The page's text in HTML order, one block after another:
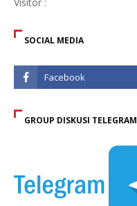
SOCIAL MEDIA
GROUP DISKUSI TELEGRAM